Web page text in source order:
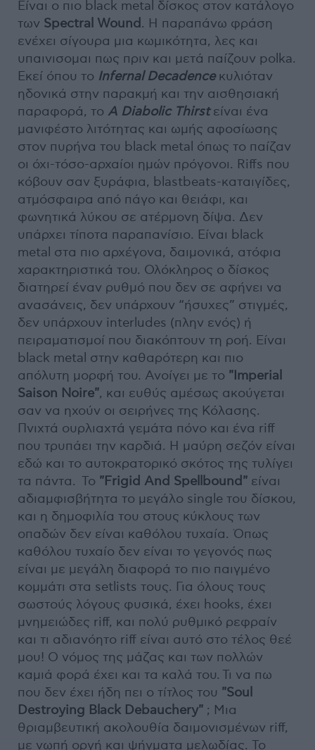
Είναι ο πιο black metal δίσκος στον κατάλογο
των Spectral Wound. Η παραπάνω φράση
ενέχει σίγουρα μια κωμικότητα, λες και
υπαινισομαι πως πριν και μετά παίζουν polka.
Εκεί όπου το Infernal Decadenceκυλιόταν
ηδονικά στην παρακμή και την αισθησιακή
παραφορά, το A Diabolic Thirstείναι ένα
μανιφέστο λιτότητας και ωμής αφοσίωσης
στον πυρήνα του black metal όπως το παίζαν
οι όχι-τόσο-αρχαίοι ημών πρόγονοι. Riffs που
κόβουν σαν ξυράφια, blastbeats-καταιγίδες,
ατμόσφαιρα από πάγο και θειάφι, και
φωνητικά λύκου σε ατέρμονη δίψα. Δεν
υπάρχει τίποτα παραπανίσιο. Είναι black
metal στα πιο αρχέγονα, δαιμονικά, ατόφια
χαρακτηριστικά του. Ολόκληρος ο δίσκος
διατηρεί έναν ρυθμό που δεν σε αφήνει να
ανασάνεις, δεν υπάρχουν “ήσυχες” στιγμές,
δεν υπάρχουν interludes (πλην ενός) ή
πειραματισμοί που διακόπτουν τη ροή. Είναι
black metal στην καθαρότερη και πιο
απόλυτη μορφή του. Ανοίγει με το "Imperial
Saison Noire", και ευθύς αμέσως ακούγεται
σαν να ηχούν οι σειρήνες της Κόλασης.
Πνιχτά ουρλιαχτά γεμάτα πόνο και ένα riff
που τρυπάει την καρδιά. Η μαύρη σεζόν είναι
εδώ και το αυτοκρατορικό σκότος της τυλίγει
τα πάντα. To "Frigid And Spellbound" είναι
αδιαμφισβήτητα το μεγάλο single του δίσκου,
και η δημοφιλία του στους κύκλους των
οπαδών δεν είναι καθόλου τυχαία. Όπως
καθόλου τυχαίο δεν είναι το γεγονός πως
είναι με μεγάλη διαφορά το πιο παιγμένο
κομμάτι στα setlists τους. Για όλους τους
σωστούς λόγους φυσικά, έχει hooks, έχει
μνημειώδες riff, και πολύ ρυθμικό ρεφραίν
και τι αδιανόητο riff είναι αυτό στο τέλος θεέ
μου! Ο νόμος της μάζας και των πολλών
καμιά φορά έχει και τα καλά του. Τι να πω
που δεν έχει ήδη πει ο τίτλος του "Soul
Destroying Black Debauchery" ; Μια
θριαμβευτική ακολουθία δαιμονισμένων riff,
με νωπή οργή και ψήγματα μελωδίας. Το